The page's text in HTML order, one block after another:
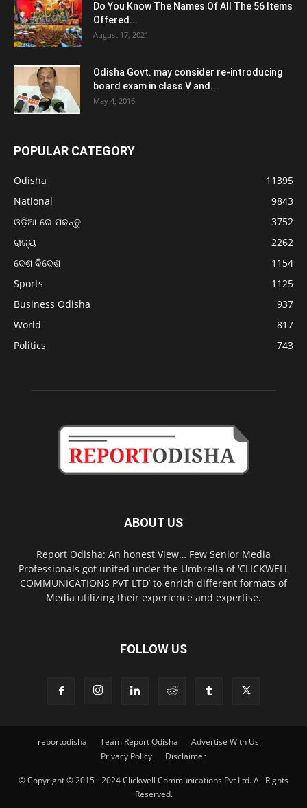
Do You Know The Names Of All The 56 Items
Offered...
August 17, 2021
Odisha Govt. may consider re-introducing
board exam in class V and...
May 4, 2016
POPULAR CATEGORY
Odisha
11395
National
9843
ଓଡ଼ିଆ ରେ ପଢନ୍ତୁ
3752
ରାଜ୍ୟ
2262
ଦେଶ ବିଦେଶ
1154
Sports
1125
Business Odisha
937
World
817
Politics
743
ABOUT US
Report Odisha: An honest View… Few Senior Media
Professionals got united under the Umbrella of ‘CLICKWELL
COMMUNICATIONS PVT LTD’ to enrich different formats of
Media utilizing their experience and expertise.
FOLLOW US
reportodisha Team Report Odisha
Advertise With Us
Privacy Policy
Disclaimer
© Copyright © 2015 - 2024 Clickwell Communications Pvt Ltd. All Rights
Reserved.